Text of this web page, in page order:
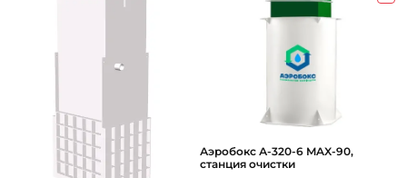
Аэробокс А-320-6 MAX-90,
станция очистки